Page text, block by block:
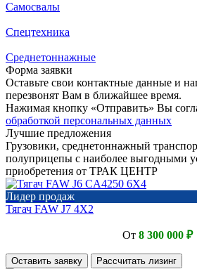
Самосвалы
Спецтехника
Среднетоннажные
Форма заявки
Оставьте свои контактные данные и
перезвонят Вам в ближайшее время.
Нажимая кнопку «Отправить» Вы
обработкой персональных данных
Лучшие предложения
Грузовики, среднетоннажный
полуприцепы с наиболее выгодными
приобретения от ТРАК ЦЕНТР
Лидер продаж
Тягач FAW J7 4Х2
От 8 300 000 ₽
Оставить заявку Рассчитать лизинг